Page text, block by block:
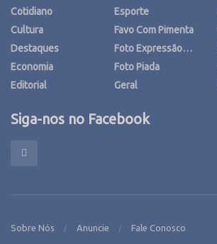
Cotidiano
Cultura
Destaques
Economia
Editorial
Esporte
Favo Com Pimenta
Foto Expressão…
Foto Piada
Geral
Siga-nos no Facebook
Sobre Nós Anuncie Fale Conosco